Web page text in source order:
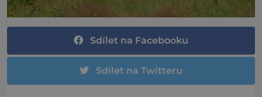
Sdílet na Facebooku
Sdílet na Twitteru